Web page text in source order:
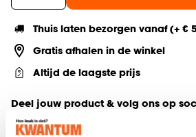
Thuis laten bezorgen vanaf (+ €
Gratis afhalen in de winkel
Altijd de laagste prijs
Deel jouw product & volg ons op